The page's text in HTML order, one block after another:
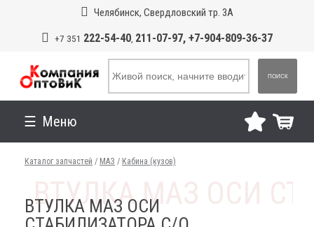
Челябинск, Свердловский тр. 3А
+7 351 222-54-40, 211-07-97, +7-904-809-36-37
ПОИСК
Меню
Каталог запчастей / МАЗ / Кабина (кузов)
ВТУЛКА МАЗ ОСИ